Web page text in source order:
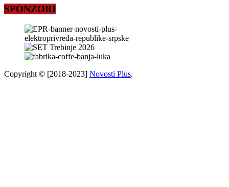
SPONZORI
Copyright © [2018-2023] Novosti Plus.